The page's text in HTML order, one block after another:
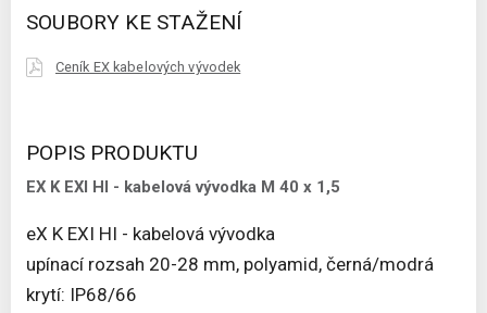
SOUBORY KE STAŽENÍ
Ceník EX kabelových vývodek
POPIS PRODUKTU
EX K EXI HI - kabelová vývodka M 40 x 1,5
eX K EXI HI - kabelová vývodka
upínací rozsah 20-28 mm, polyamid, černá/modrá
krytí: IP68/66